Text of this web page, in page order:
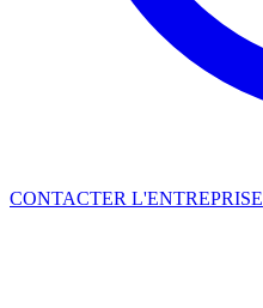
CONTACTER L'ENTREPRISE